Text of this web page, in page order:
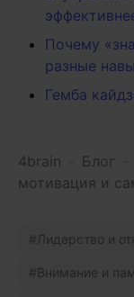
Почему
разные
Гемба
4brain Блог
мотивация и
Лидерство и
Внимание и